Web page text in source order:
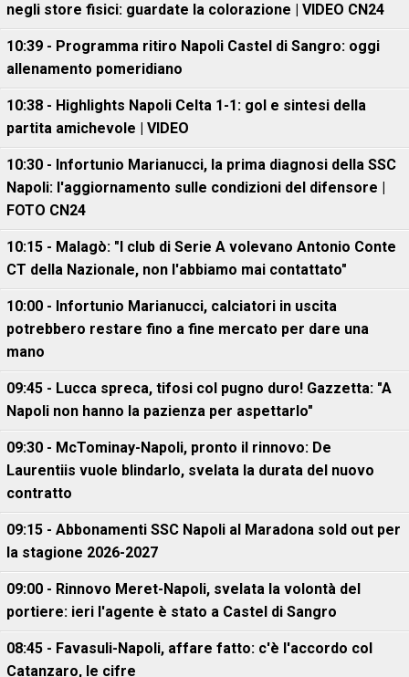
negli store fisici: guardate la colorazione | VIDEO CN24
10:39 - Programma ritiro Napoli Castel di Sangro: oggi
allenamento pomeridiano
10:38 - Highlights Napoli Celta 1-1: gol e sintesi della
partita amichevole | VIDEO
10:30 - Infortunio Marianucci, la prima diagnosi della SSC
Napoli: l'aggiornamento sulle condizioni del difensore |
FOTO CN24
10:15 - Malagò: "I club di Serie A volevano Antonio Conte
CT della Nazionale, non l'abbiamo mai contattato"
10:00 - Infortunio Marianucci, calciatori in uscita
potrebbero restare fino a fine mercato per dare una
mano
09:45 - Lucca spreca, tifosi col pugno duro! Gazzetta: "A
Napoli non hanno la pazienza per aspettarlo"
09:30 - McTominay-Napoli, pronto il rinnovo: De
Laurentiis vuole blindarlo, svelata la durata del nuovo
contratto
09:15 - Abbonamenti SSC Napoli al Maradona sold out per
la stagione 2026-2027
09:00 - Rinnovo Meret-Napoli, svelata la volontà del
portiere: ieri l'agente è stato a Castel di Sangro
08:45 - Favasuli-Napoli, affare fatto: c'è l'accordo col
Catanzaro, le cifre